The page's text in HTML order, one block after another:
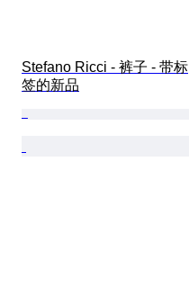
Stefano Ricci - 裤子 - 带标
签的新品